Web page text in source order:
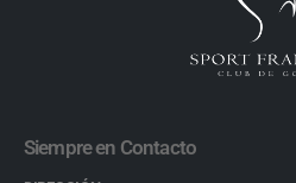
Siempre en Contacto